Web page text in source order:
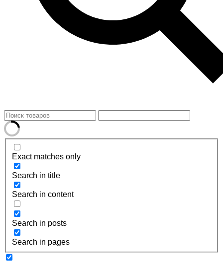
Exact matches only
Search in title
Search in content
Search in posts
Search in pages